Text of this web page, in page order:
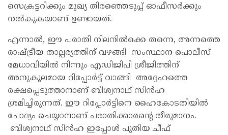
സെക്രട്ടറിക്കും മുഖ്യ തിരഞ്ഞെടുപ്പ് ഓഫീസർക്കും
നൽകുകയാണ് ഉണ്ടായത്.
എന്നാൽ, ഈ പരാതി നിലനിൽക്കെ തന്നെ, അന്നത്തെ
രാഷ്ട്രീയ താല്പര്യത്തിന് വഴങ്ങി സംസ്ഥാന പൊലീസ്
മേധാവിയിൽ നിന്നും എഡിജിപി ശ്രീജിത്തിന്
അനുകൂലമായ റിപ്പോർട്ട് വാങ്ങി അദ്ദേഹത്തെ
രക്ഷപ്പെടുത്താനാണ് ബിശ്വനാഥ് സിൻഹ
ശ്രമിച്ചിരുന്നത്. ഈ റിപ്പോർട്ടിനെ ഹൈകോടതിയിൽ
ചോദ്യം ചെയ്യാനാണ് പരാതിക്കാരൻ്റെ തീരുമാനം.
ബിശ്വനാഥ് സിൻഹ ഇപ്പോൾ പുതിയ ചീഫ്